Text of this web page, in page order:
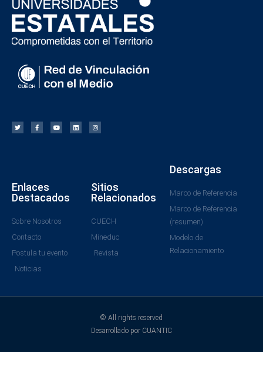
Enlaces
Destacados
Sobre Nosotros
Contacto
Postula tu evento
Noticias
Sitios
Relacionados
CUECH
Mineduc
Revista
Descargas
Marco de Referencia
Marco de Referencia
(resumen)
Modelo de
Relacionamiento
© All rights reserved
Desarrollado por CUANTIC